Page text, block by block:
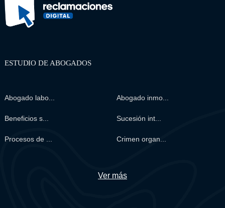
ESTUDIO DE ABOGADOS
Abogado labo... Abogado inmo...
Beneficios s... Sucesión int...
Procesos de ... Crimen organ...
Ver más